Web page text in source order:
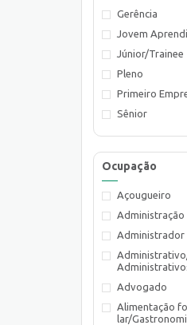
Gerência
Jovem
Júnior/Trainee
Pleno
Primeiro
Sênior
Técnico
Ocupação
Açougueiro
Administração
Administrador
Advogado
Alimentação
lar/